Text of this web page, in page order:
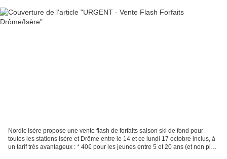
Nordic Isère propose une vente flash de forfaits saison ski de fond pour
toutes les stations Isère et Drôme entre le 14 et ce lundi 17 octobre inclus, à
un tarif très avantageux : * 40€ pour les jeunes entre 5 et 20 ans (et non plus